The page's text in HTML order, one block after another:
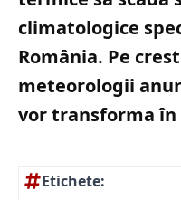
climatologice
România. Pe
meteorologii
vor transforma în
Etichete: